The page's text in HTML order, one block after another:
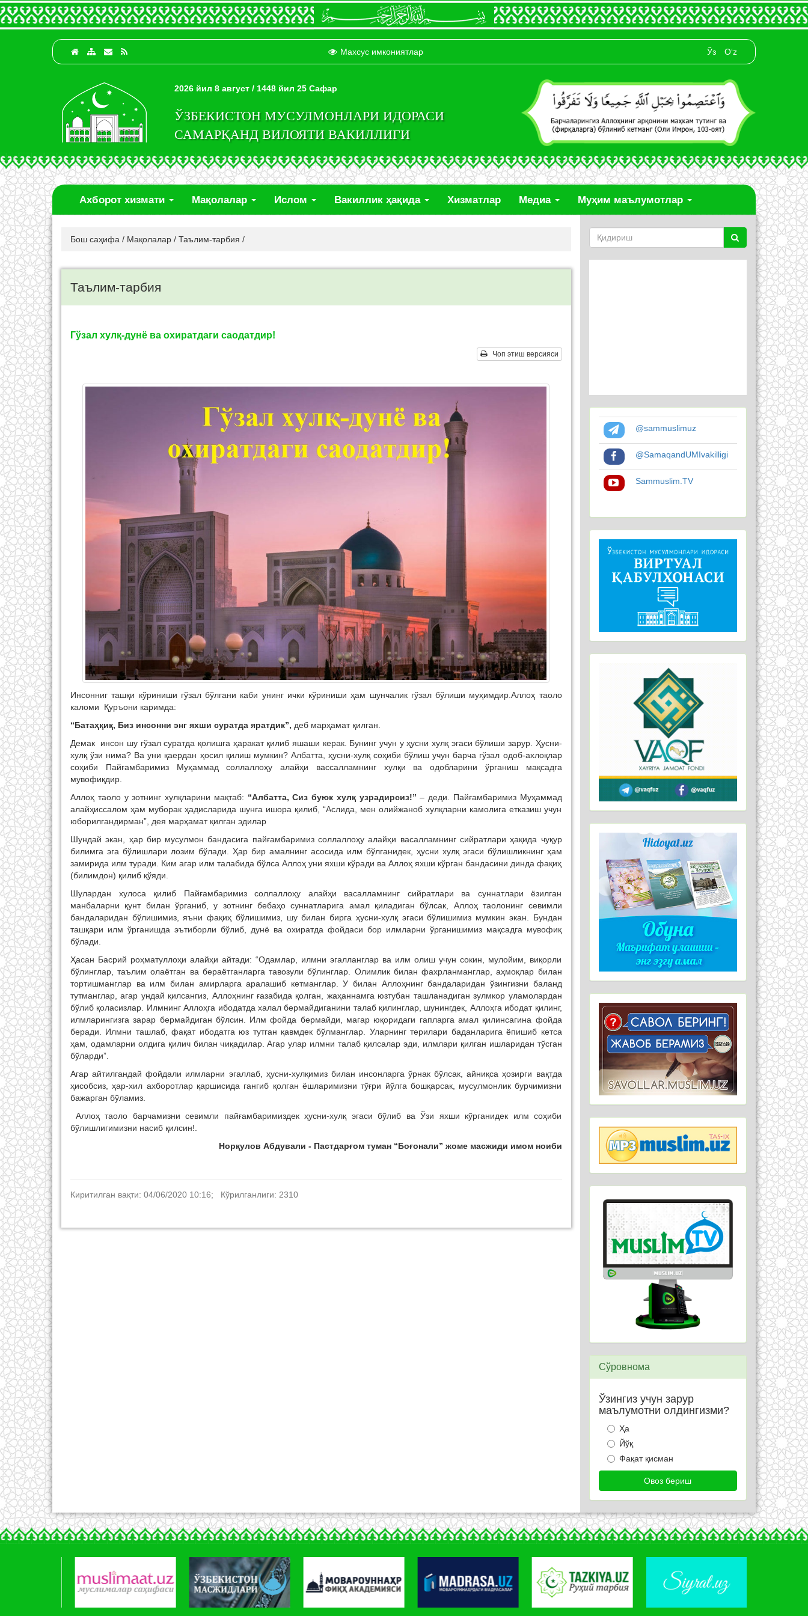
Махсус имкониятлар Ўз O‘z
2026 йил 8 август / 1448 йил 25 Сафар
ЎЗБЕКИСТОН МУСУЛМОНЛАРИ ИДОРАСИ
САМАРҚАНД ВИЛОЯТИ ВАКИЛЛИГИ
Ахборот хизмати Мақолалар Ислом Вакиллик ҳақида Хизматлар Медиа Муҳим маълумотлар
Бош саҳифа / Мақолалар / Таълим-тарбия /
Таълим-тарбия
Гўзал хулқ-дунё ва охиратдаги саодатдир!
Чоп этиш версияси
Инсонниг ташқи кўриниши гўзал бўлгани каби унинг ички кўриниши ҳам шунчалик гўзал бўлиши муҳимдир.Аллоҳ таоло
каломи Қуръони каримда:
“Батаҳқиқ, Биз инсонни энг яхши суратда яратдик”, деб марҳамат қилган.
Демак инсон шу гўзал суратда қолишга ҳаракат қилиб яшаши керак. Бунинг учун у ҳусни хулқ эгаси бўлиши зарур. Ҳусни-
хулқ ўзи нима? Ва уни қаердан ҳосил қилиш мумкин? Албатта, ҳусни-хулқ соҳиби бўлиш учун барча гўзал одоб-ахлоқлар
соҳиби Пайғамбаримиз Муҳаммад соллаллоҳу алайҳи вассалламнинг хулқи ва одобларини ўрганиш мақсадга
мувофиқдир.
Аллоҳ таоло у зотнинг хулқларини мақтаб: “Албатта, Сиз буюк хулқ узрадирсиз!”– деди. Пайғамбаримиз Муҳаммад
алайҳиссалом ҳам муборак ҳадисларида шунга ишора қилиб, “Аслида, мен олийжаноб хулқларни камолига етказиш учун
юборилгандирман”, дея марҳамат қилган эдилар
Шундай экан, ҳар бир мусулмон бандасига пайғамбаримиз соллаллоҳу алайҳи васалламнинг сийратлари ҳақида чуқур
билимга эга бўлишлари лозим бўлади. Ҳар бир амалнинг асосида илм бўлганидек, ҳусни хулқ эгаси бўлишликнинг ҳам
замирида илм туради. Ким агар илм талабида бўлса Аллоҳ уни яхши кўради ва Аллоҳ яхши кўрган бандасини динда фақиҳ
(билимдон) қилиб қўяди.
Шулардан хулоса қилиб Пайғамбаримиз соллаллоҳу алайҳи васалламнинг сийратлари ва суннатлари ёзилган
манбаларни қунт билан ўрганиб, у зотнинг бебаҳо суннатларига амал қиладиган бўлсак, Аллоҳ таолонинг севимли
бандаларидан бўлишимиз, яъни фақиҳ бўлишимиз, шу билан бирга ҳусни-хулқ эгаси бўлишимиз мумкин экан. Бундан
ташқари илм ўрганишда эътиборли бўлиб, дунё ва охиратда фойдаси бор илмларни ўрганишимиз мақсадга мувофиқ
бўлади.
Ҳасан Басрий роҳматуллоҳи алайҳи айтади: “Одамлар, илмни эгалланглар ва илм олиш учун сокин, мулойим, виқорли
бўлинглар, таълим олаётган ва бераётганларга тавозули бўлинглар. Олимлик билан фахрланманглар, аҳмоқлар билан
тортишманглар ва илм билан амирларга аралашиб кетманглар. У билан Аллоҳнинг бандаларидан ўзингизни баланд
тутманглар, агар ундай қилсангиз, Аллоҳнинг ғазабида қолган, жаҳаннамга юзтубан ташланадиган зулмкор уламолардан
бўлиб қоласизлар. Илмнинг Аллоҳга ибодатда халал бермайдиганини талаб қилинглар, шунингдек, Аллоҳга ибодат қилинг,
илмларингизга зарар бермайдиган бўлсин. Илм фойда бермайди, магар юқоридаги гапларга амал қилинсагина фойда
беради. Илмни ташлаб, фақат ибодатга юз тутган қавмдек бўлманглар. Уларнинг терилари баданларига ёпишиб кетса
ҳам, одамларни олдига қилич билан чиқадилар. Агар улар илмни талаб қилсалар эди, илмлари қилган ишларидан тўсган
бўларди”.
Агар айтилгандай фойдали илмларни эгаллаб, ҳусни-хулқимиз билан инсонларга ўрнак бўлсак, айниқса ҳозирги вақтда
ҳисобсиз, ҳар-хил ахборотлар қаршисида гангиб қолган ёшларимизни тўғри йўлга бошқарсак, мусулмонлик бурчимизни
бажарган бўламиз.
Аллоҳ таоло барчамизни севимли пайғамбаримиздек ҳусни-хулқ эгаси бўлиб ва Ўзи яхши кўрганидек илм соҳиби
бўлишлигимизни насиб қилсин!.
Норқулов Абдували - Пастдарғом туман “Боғонали” жоме масжиди имом ноиби
Киритилган вақти: 04/06/2020 10:16; Кўрилганлиги: 2310
@sammuslimuz
@SamaqandUMIvakilligi
Sammuslim.TV
Сўровнома
Ўзингиз учун зарур
маълумотни олдингизми?
Ҳа
Йўқ
Фақат қисман